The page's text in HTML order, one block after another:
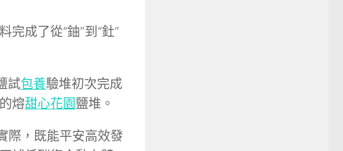
完成了從“鈾”到“釷”
試包養驗堆初次完成
熔甜心花園鹽堆。
際，既能平安高效發